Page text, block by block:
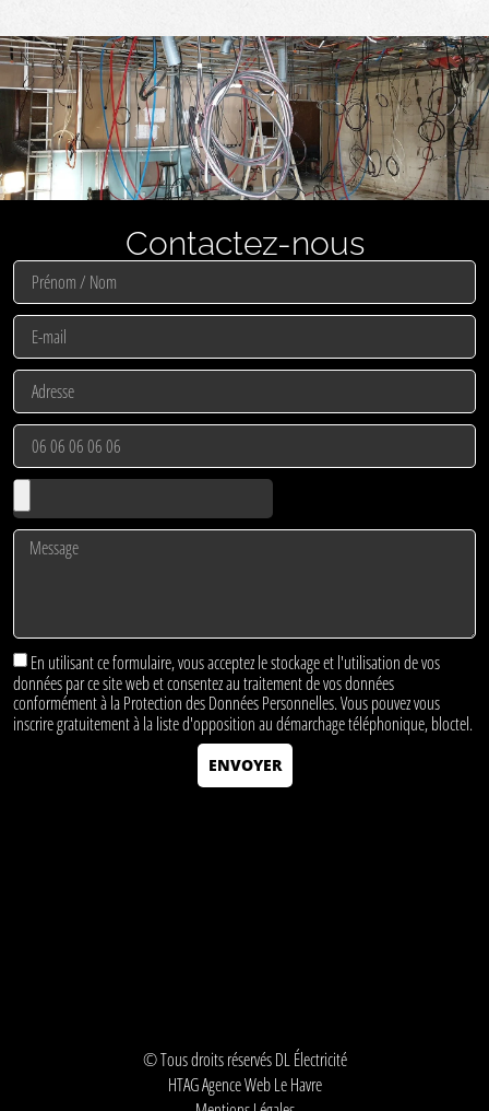
Contactez-nous
En utilisant ce formulaire, vous acceptez le stockage et l'utilisation de vos
données par ce site web et consentez au traitement de vos données
conformément à laProtection des Données Personnelles. Vous pouvez vous
inscrire gratuitement à la liste d'opposition au démarchage téléphonique, bloctel.
ENVOYER
© Tous droits réservés DL Électricité
HTAG Agence Web Le Havre